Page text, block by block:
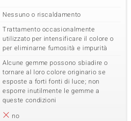
Nessuno o riscaldamento
Trattamento occasionalmente
utilizzato per intensificare il colore o
per eliminarne fumosità e impurità
Alcune gemme possono sbiadire o
tornare al loro colore originario se
esposte a forti fonti di luce; non
esporre inutilmente le gemme a
queste condizioni
no